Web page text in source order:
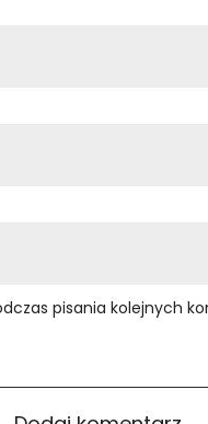
pisania kolejnych